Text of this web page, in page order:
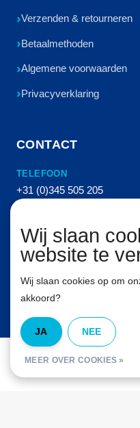
Verzenden & retourneren
Betaalmethoden
Algemene voorwaarden
Privacyverklaring
CONTACT
TELEFOON
+31 (0)345 505 205
ADRES
Molenkampstraat 16
4157 GN Enspijk
© Van Hemert
Wij slaan
website te
Wij slaan cookies op om
akkoord?
JA NEE
MEER OVER COOKIES »